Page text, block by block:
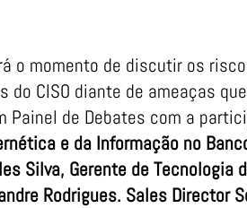
o momento de discutir os
CISO diante de ameaças
Painel de Debates com a
e da Informação no
Silva, Gerente de Tecnologia
Rodrigues. Sales Director